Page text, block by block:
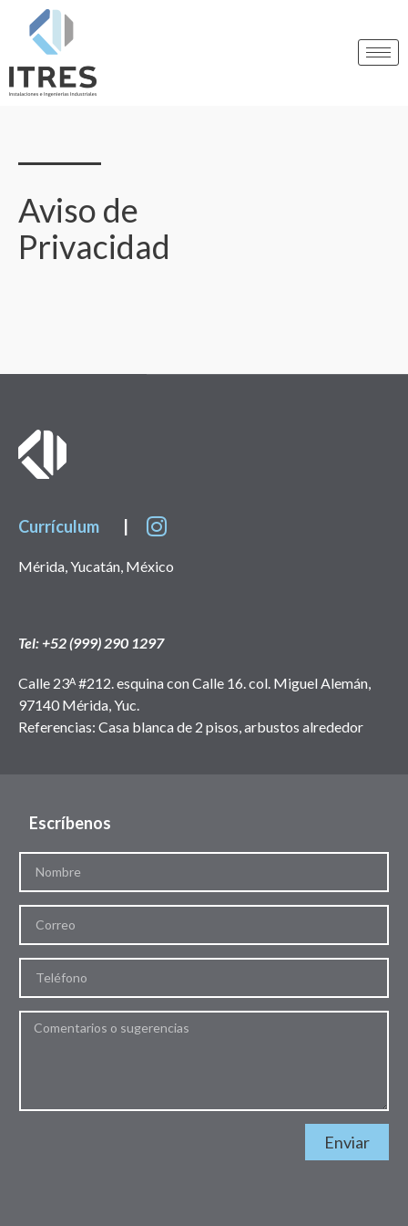
Aviso de
Privacidad
Currículum
Mérida, Yucatán, México
Tel: +52 (999) 290 1297
Calle 23ᴬ #212. esquina con Calle 16. col. Miguel Alemán,
97140 Mérida, Yuc.
Referencias: Casa blanca de 2 pisos, arbustos alrededor
Escríbenos
Enviar